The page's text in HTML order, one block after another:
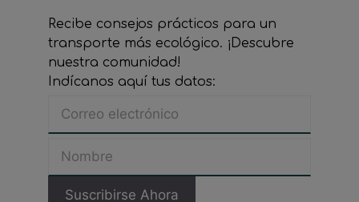
Recibe consejos prácticos para un
transporte más ecológico. ¡Descubre
nuestra comunidad!
Indícanos aquí tus datos: